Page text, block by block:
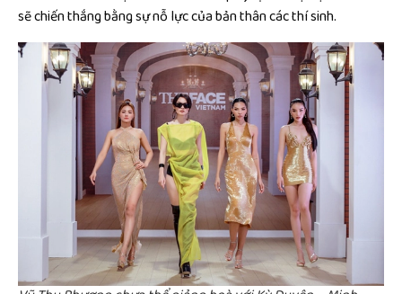
sẽ chiến thắng bằng sự nỗ lực của bản thân các thí sinh.